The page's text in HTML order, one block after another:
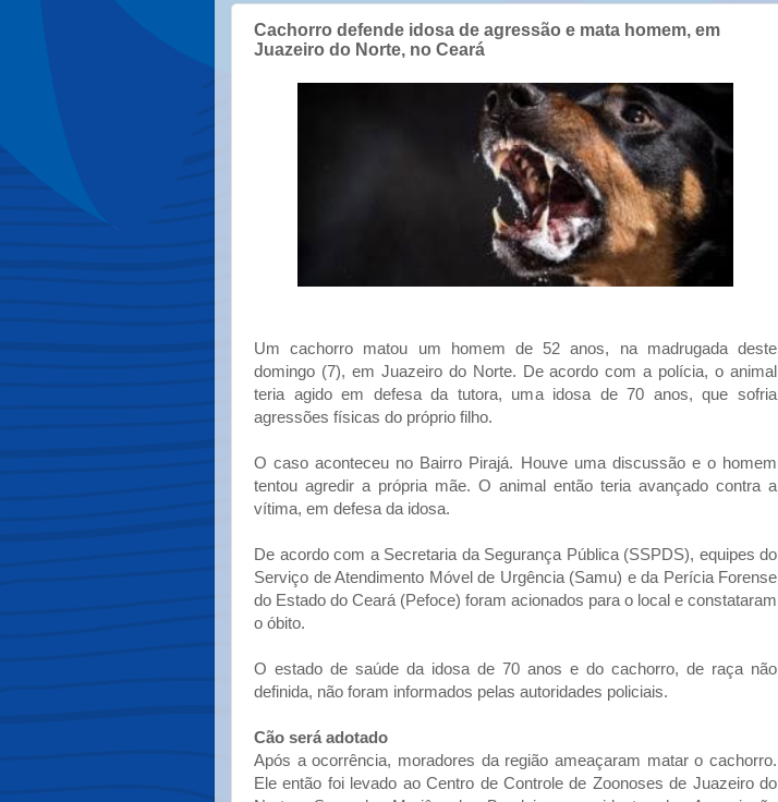
Cachorro defende idosa de agressão e mata homem, em
Juazeiro do Norte, no Ceará
Um cachorro matou um homem de 52 anos, na madrugada deste
domingo (7), em Juazeiro do Norte. De acordo com a polícia, o animal
teria agido em defesa da tutora, uma idosa de 70 anos, que sofria
agressões físicas do próprio filho.
O caso aconteceu no Bairro Pirajá. Houve uma discussão e o homem
tentou agredir a própria mãe. O animal então teria avançado contra a
vítima, em defesa da idosa.
De acordo com a Secretaria da Segurança Pública (SSPDS), equipes do
Serviço de Atendimento Móvel de Urgência (Samu) e da Perícia Forense
do Estado do Ceará (Pefoce) foram acionados para o local e constataram
o óbito.
O estado de saúde da idosa de 70 anos e do cachorro, de raça não
definida, não foram informados pelas autoridades policiais.
Cão será adotado
Após a ocorrência, moradores da região ameaçaram matar o cachorro.
Ele então foi levado ao Centro de Controle de Zoonoses de Juazeiro do